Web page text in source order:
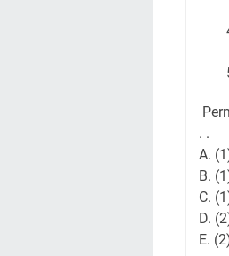
. .
A.
B.
C.
D.
E.